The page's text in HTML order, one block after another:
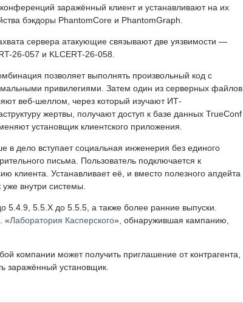
заражённый клиент и устанавливают на их
бэкдоры PhantomCore и PhantomGraph.
сервера атакующие связывают две уязвимости —
26-057 и KLCERT-26-058.
позволяет выполнять произвольный код с
привилегиями. Затем один из серверных файлов
веб-шеллом, через который изучают ИТ-
жертвы, получают доступ к базе данных TrueConf
установщик клиентского приложения.
в дело вступает социальная инженерия без единого
письма. Пользователь подключается к
клиента. Устанавливает её, и вместо полезного апдейта
внутри системы.
5.5.X до 5.5.5, а также более ранние выпуски.
«Лаборатория Касперского», обнаружившая кампанию,
компании может получить приглашение от контрагента,
заражённый установщик.